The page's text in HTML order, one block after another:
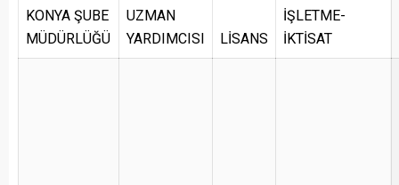
KONYA ŞUBE
MÜDÜRLÜĞÜ
UZMAN
YARDIMCISI
LİSANS
İŞLETME-
İKTİSAT